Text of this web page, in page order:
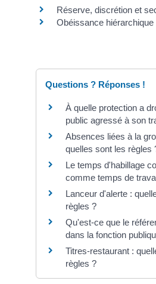
Réserve, discrétion et
Obéissance hiérarchique
Questions ? Réponses !
À quelle protection a
public agressé à son
Absences liées à la
quelles sont les règles
Le temps d'habillage
comme temps de
Lanceur d'alerte :
règles ?
Qu'est-ce que le
dans la fonction
Titres-restaurant :
règles ?